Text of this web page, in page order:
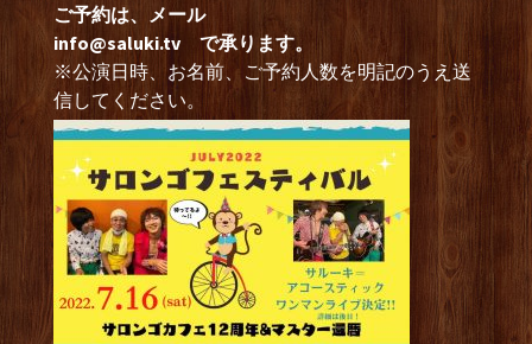
ご予約は、メール
info@saluki.tv で承ります。
※公演日時、お名前、ご予約人数を明記のうえ送
信してください。